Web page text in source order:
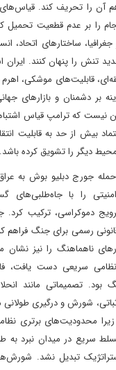
آن را تحریف کند.
را بر عدم قطعیت تحمیل
ساختارهای اتحاد،
تنش را پنهان کنند. ایران
قابلیت‌های موشکی،
بر دشمنان و بازارهای
نیست که ترامپ قیاس
بیش از حد به قابلیت
دیگر را تشویق کرده باشد.
را با جاه‌طلبی‌های
ترویج دموکراسی، ترکیب
رسمی برای جنگ فراهم
ناهماهنگ را نیز نشان
سریعی دست یافت،
تصمیماتی مانند
شورش و درگیری
محدودیت‌های برتری
سریع در میدان نبرد به
تبدیل نشد.